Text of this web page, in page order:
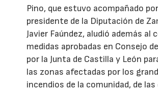
Pino, que estuvo acompañado
presidente de la Diputación de
Javier Faúndez, aludió además al
medidas aprobadas en Consejo
por la Junta de Castilla y León
las zonas afectadas por los
incendios de la comunidad, de las